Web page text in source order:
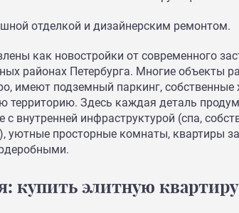
отделкой и дизайнерским ремонтом.
как новостройки от современного
районах Петербурга. Многие объекты
имеют подземный паркинг, собственные
территорию. Здесь каждая деталь
внутренней инфраструктурой (спа,
уютные просторные комнаты, квартиры
купить элитную квартиру